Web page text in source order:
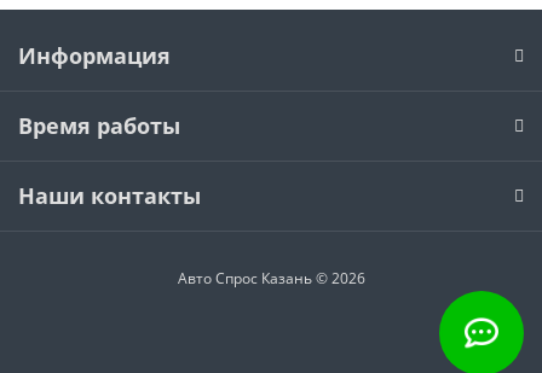
Информация
Время работы
Наши контакты
Авто Спрос Казань © 2026